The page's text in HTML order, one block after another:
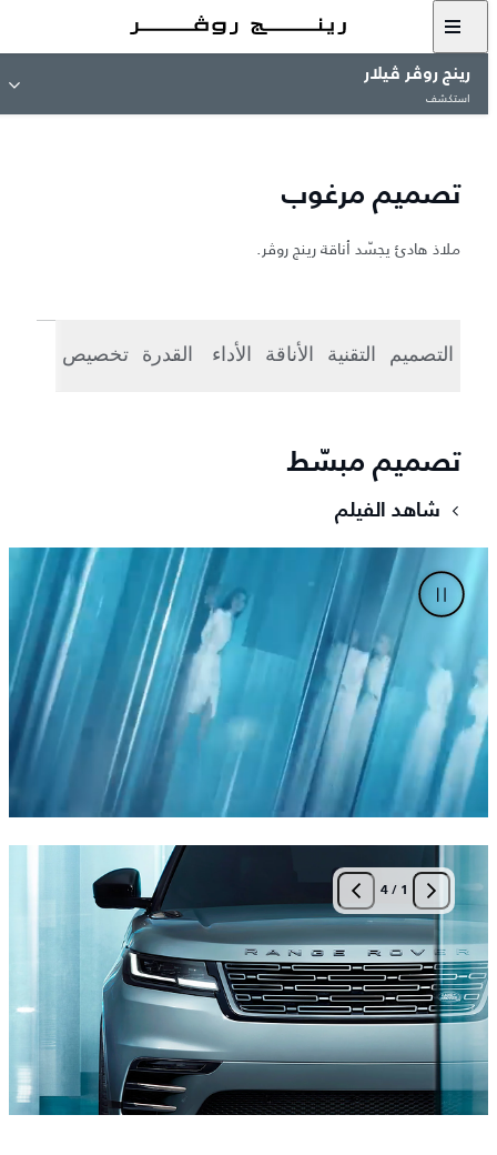
رينج روڤر ڤيلار
استكشف
تصميم مرغوب
ملاذ هادئ يجسّد أناقة رينج روڤر.
التصميم التقنية الأناقة الأداء القدرة تخصيص
تصميم مبسّط
شاهد الفيلم
1
/
4